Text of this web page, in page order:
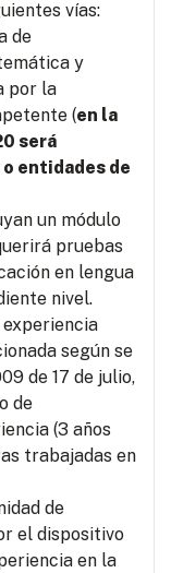
vías:
de
y
por la
(en la
será
entidades de
un módulo
pruebas
en lengua
nivel.
según se
de 17 de julio,
de
(3 años
trabajadas en
de
el dispositivo
en la